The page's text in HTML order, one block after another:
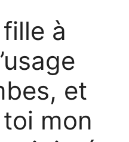
à
et
mon